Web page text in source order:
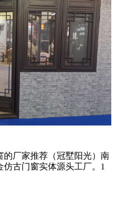
厂家推荐（冠墅阳光）南
古门窗实体源头工厂。1